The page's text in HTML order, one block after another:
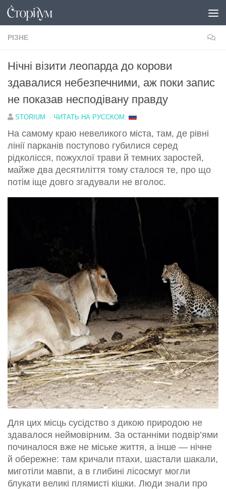
Перейти до вмісту
РІЗНЕ
Нічні візити леопарда до корови
здавалися небезпечними, аж поки запис
не показав несподівану правду
STORIUM · ЧИТАТЬ НА РУССКОМ:
На самому краю невеликого міста, там, де рівні
лінії парканів поступово губилися серед
рідколісся, пожухлої трави й темних заростей,
майже два десятиліття тому сталося те, про що
потім іще довго згадували не вголос.
Для цих місць сусідство з дикою природою не
здавалося неймовірним. За останніми подвір’ями
починалося вже не міське життя, а інше — нічне
й обережне: там кричали птахи, шастали шакали,
миготіли мавпи, а в глибині лісосмуг могли
блукати великі плямисті кішки. Люди знали про